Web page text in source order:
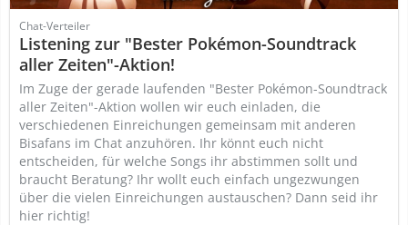
Chat-Verteiler
Listening zur "Bester Pokémon-Soundtrack
aller Zeiten"-Aktion!
Im Zuge der gerade laufenden "Bester Pokémon-Soundtrack
aller Zeiten"-Aktion wollen wir euch einladen, die
verschiedenen Einreichungen gemeinsam mit anderen
Bisafans im Chat anzuhören. Ihr könnt euch nicht
entscheiden, für welche Songs ihr abstimmen sollt und
braucht Beratung? Ihr wollt euch einfach ungezwungen
über die vielen Einreichungen austauschen? Dann seid ihr
hier richtig!